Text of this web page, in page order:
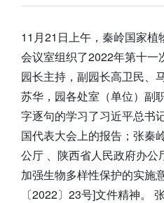
11月21日上午，秦岭国家
会议室组织了2022年第十
园长主持，副园长高卫民、
苏华，园各处室（单位）副
字逐句的学习了习近平总书
国代表大会上的报告；张秦
公厅 、陕西省人民政府办
加强生物多样性保护的实施
〔2022〕23号]文件精神。